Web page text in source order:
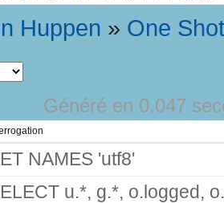
Huppen » One
Généré en 0.047
NAMES 'utf8'
u.*, g.*, o.logged,